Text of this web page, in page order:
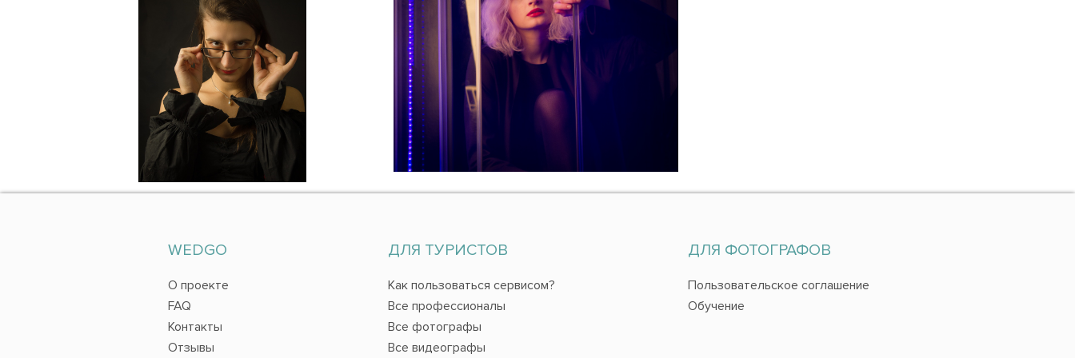
WEDGO
О проекте
FAQ
Контакты
Отзывы
ДЛЯ ТУРИСТОВ
Как пользоваться сервисом?
Все профессионалы
Все фотографы
Все видеографы
ДЛЯ ФОТОГРАФОВ
Пользовательское соглашение
Обучение